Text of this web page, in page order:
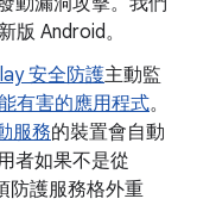
版 Android。
安全防護主動監
有害的應用程式。
服務的裝置會自動
者如果不是從
防護服務格外重